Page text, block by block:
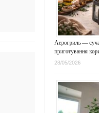
Аерогриль —
приготування
28/05/2026